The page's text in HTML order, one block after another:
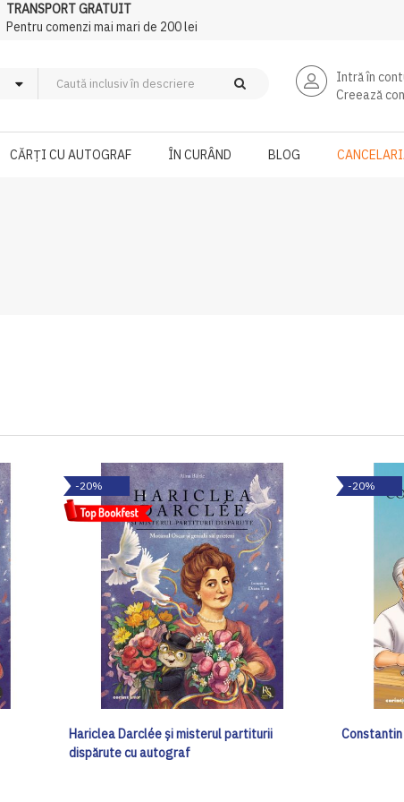
TRANSPORT GRATUIT
Pentru comenzi mai mari de 200 lei
Intră în
Creează
CĂRȚI CU AUTOGRAF ÎN CURÂND BLOG
-20%
Hariclea Darclée și misterul partiturii
dispărute cu autograf
-20%
Constantin